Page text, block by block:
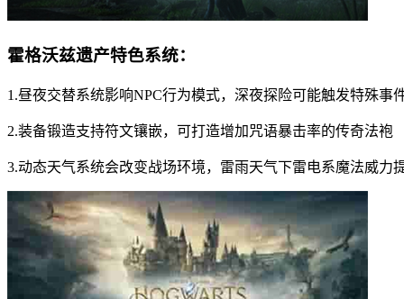
霍格沃兹遗产特色系统：
1.昼夜交替系统影响NPC行为模式，深夜探险可能触发特殊事
2.装备锻造支持符文镶嵌，可打造增加咒语暴击率的传奇法袍
3.动态天气系统会改变战场环境，雷雨天气下雷电系魔法威力